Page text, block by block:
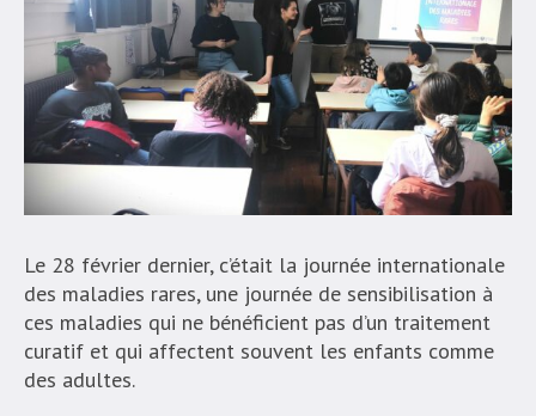
Le 28 février dernier, c’était la journée internationale
des maladies rares, une journée de sensibilisation à
ces maladies qui ne bénéficient pas d’un traitement
curatif et qui affectent souvent les enfants comme
des adultes.